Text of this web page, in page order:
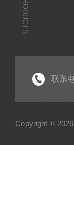
PRODUCTS
联系
Copyright ©